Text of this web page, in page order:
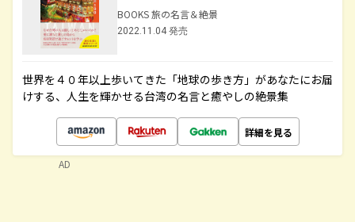
BOOKS 旅の名言＆絶景
2022.11.04 発売
世界を４０年以上歩いてきた「地球の歩き方」があなたにお届
けする、人生を輝かせる台湾の名言と癒やしの絶景集
詳細を見る
AD